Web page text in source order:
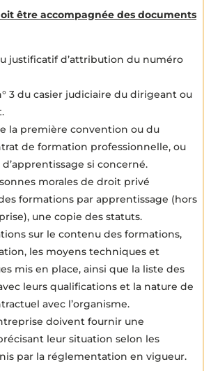
être accompagnée des documents
justificatif d’attribution du numéro
3 du casier judiciaire du dirigeant ou
la première convention ou du
de formation professionnelle, ou
si concerné.
morales de droit privé
formations par apprentissage (hors
une copie des statuts.
sur le contenu des formations,
les moyens techniques et
mis en place, ainsi que la liste des
leurs qualifications et la nature de
avec l’organisme.
doivent fournir une
leur situation selon les
par la réglementation en vigueur.